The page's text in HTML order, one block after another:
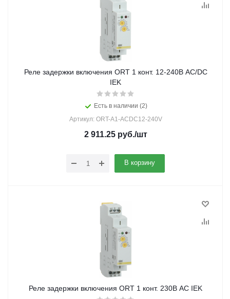
Реле задержки включения ORT 1 конт. 12-240В AC/DC
IEK
Есть в наличии (2)
Артикул: ORT-A1-ACDC12-240V
2 911.25руб./шт
В корзину
Реле задержки включения ORT 1 конт. 230В AC IEK